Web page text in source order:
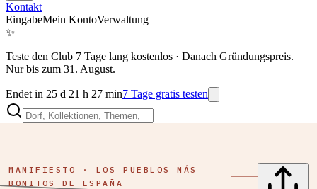
Kontakt
EingabeMein KontoVerwaltung
✨
Teste den Club 7 Tage lang kostenlos · Danach Gründungspreis.
Nur bis zum 31. August.
Endet in 25 d 21 h 27 min7 Tage gratis testen
MANIFIESTO · LOS PUEBLOS MÁS
BONITOS DE ESPAÑA